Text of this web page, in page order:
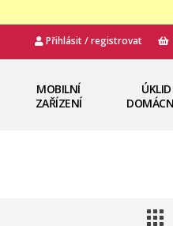
Přihlásit / registrovat
MOBILNÍ
ZAŘÍZENÍ